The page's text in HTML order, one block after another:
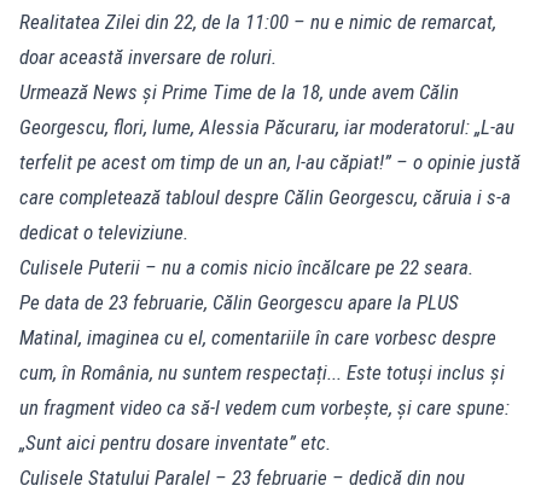
Realitatea Zilei din 22, de la 11:00 – nu e nimic de remarcat,
doar această inversare de roluri.
Urmează News și Prime Time de la 18, unde avem Călin
Georgescu, flori, lume, Alessia Păcuraru, iar moderatorul: „L-au
terfelit pe acest om timp de un an, l-au căpiat!” – o opinie justă
care completează tabloul despre Călin Georgescu, căruia i s-a
dedicat o televiziune.
Culisele Puterii – nu a comis nicio încălcare pe 22 seara.
Pe data de 23 februarie, Călin Georgescu apare la PLUS
Matinal, imaginea cu el, comentariile în care vorbesc despre
cum, în România, nu suntem respectați... Este totuși inclus și
un fragment video ca să-l vedem cum vorbește, și care spune:
„Sunt aici pentru dosare inventate” etc.
Culisele Statului Paralel – 23 februarie – dedică din nou